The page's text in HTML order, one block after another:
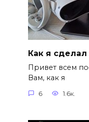
Как я сделал
Привет всем
Вам, как я
6 1.6к.